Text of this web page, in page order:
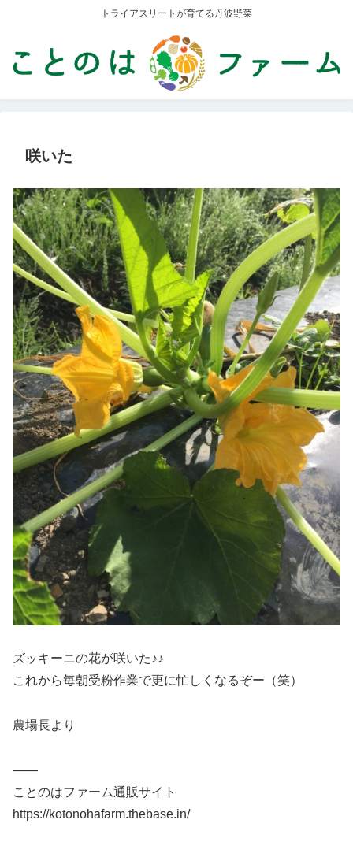
トライアスリートが育てる丹波野菜
咲いた
ズッキーニの花が咲いた♪♪
これから毎朝受粉作業で更に忙しくなるぞー（笑）
農場長より
——
ことのはファーム通販サイト
https://kotonohafarm.thebase.in/